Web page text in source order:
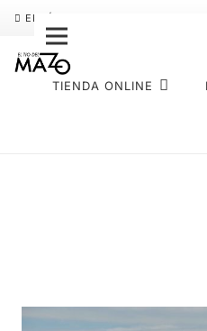
ENVÍO GRATIS
TIENDA ONLINE